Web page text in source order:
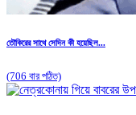
তৌকিরের সাথে সেদিন কী হয়েছিল...
(706 বার পঠিত)